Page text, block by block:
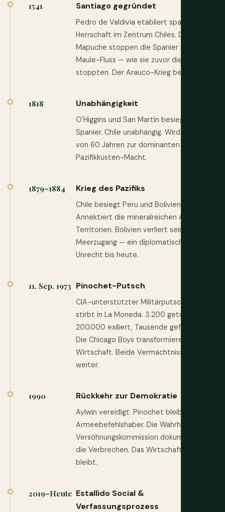
1541 Santiago gegründet
Pedro de Valdivia etabliert spanische
Herrschaft im Zentrum Chiles. Die
Mapuche stoppen die Spanier am
Maule-Fluss — wie sie zuvor die Inka
stoppten. Der Arauco-Krieg beginnt.
1818 Unabhängigkeit
O'Higgins und San Martín besiegen die
Spanier. Chile unabhängig. Wird innerhalb
von 60 Jahren zur dominanten
Pazifikküsten-Macht.
1879–1884 Krieg des Pazifiks
Chile besiegt Peru und Bolivien.
Annektiert die mineralreichen Atacama-
Territorien. Bolivien verliert seinen
Meerzugang — ein diplomatisches
Unrecht bis heute.
11. Sep. 1973 Pinochet-Putsch
CIA-unterstützter Militärputsch. Allende
stirbt in La Moneda. 3.200 getötet, über
200.000 exiliert, Tausende gefoltert.
Die Chicago Boys transformieren die
Wirtschaft. Beide Vermächtnisse leben
weiter.
1990 Rückkehr zur Demokratie
Aylwin vereidigt. Pinochet bleibt bis 1998
Armeebefehlshaber. Die Wahrheits- und
Versöhnungskommission dokumentiert
die Verbrechen. Das Wirtschaftsmodell
bleibt.
2019–Heute Estallido Social &
Verfassungsprozess